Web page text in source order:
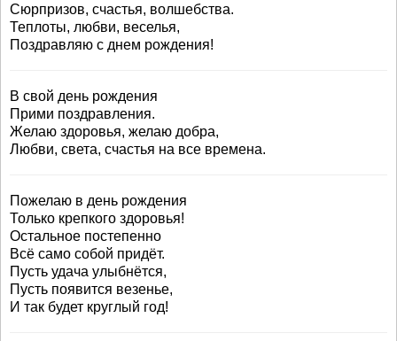
Сюрпризов, счастья, волшебства.
Теплоты, любви, веселья,
Поздравляю с днем рождения!
В свой день рождения
Прими поздравления.
Желаю здоровья, желаю добра,
Любви, света, счастья на все времена.
Пожелаю в день рождения
Только крепкого здоровья!
Остальное постепенно
Всё само собой придёт.
Пусть удача улыбнётся,
Пусть появится везенье,
И так будет круглый год!